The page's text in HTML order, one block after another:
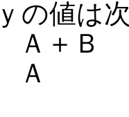
の値は
Ｂ